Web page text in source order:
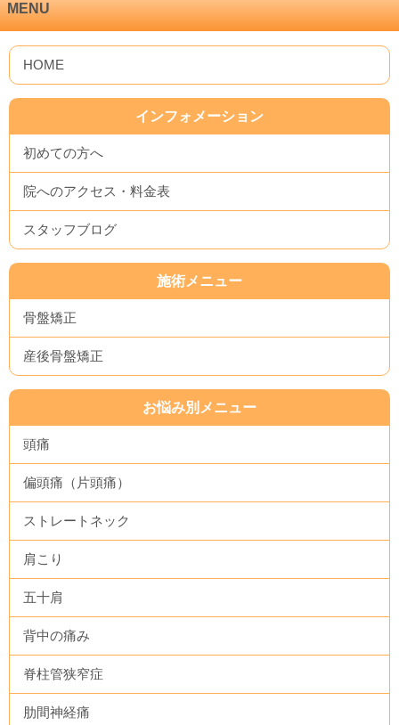
MENU
インフォメーション
初めての方へ
院へのアクセス・料金表
スタッフブログ
施術メニュー
骨盤矯正
産後骨盤矯正
お悩み別メニュー
頭痛
偏頭痛（片頭痛）
ストレートネック
肩こり
五十肩
背中の痛み
脊柱管狭窄症
肋間神経痛